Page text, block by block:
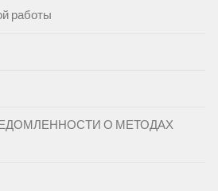
работы
О МЕТОДАХ